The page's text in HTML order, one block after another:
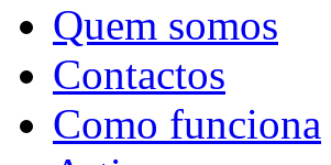
Quem somos
Contactos
Como funciona